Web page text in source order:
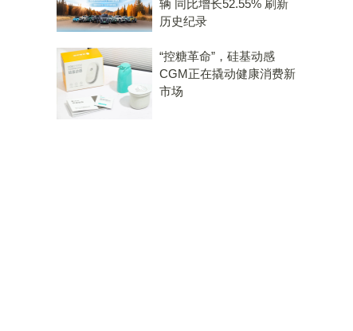
辆 同比增长52.55% 刷新
历史纪录
“控糖革命”，硅基动感
CGM正在撬动健康消费新
市场